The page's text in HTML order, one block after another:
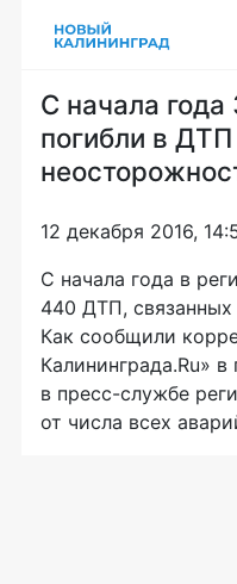
С начала
погибли в ДТП
12 декабря 2016,
С начала года в
440 ДТП,
Как сообщили
Калининграда.Ru» в
в пресс-службе
от числа всех